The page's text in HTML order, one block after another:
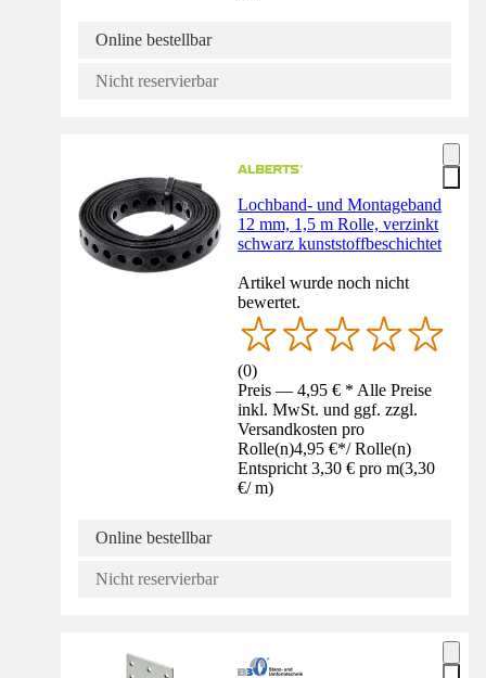
Online bestellbar
Nicht reservierbar
Lochband- und Montageband
12 mm, 1,5 m Rolle, verzinkt
schwarz kunststoffbeschichtet
Artikel wurde noch nicht
bewertet.
(0)
Preis — 4,95 € * Alle Preise
inkl. MwSt. und ggf. zzgl.
Versandkosten pro
Rolle(n)4,95 €*/ Rolle(n)
Entspricht 3,30 € pro m(3,30
€/ m)
Online bestellbar
Nicht reservierbar